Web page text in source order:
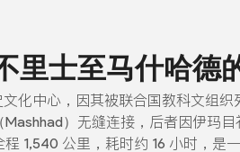
里士至马什哈德
化中心，因其被联合国教科文组
）无缝连接，后者因伊玛
程 1,540 公里，耗时约 16 小时，是